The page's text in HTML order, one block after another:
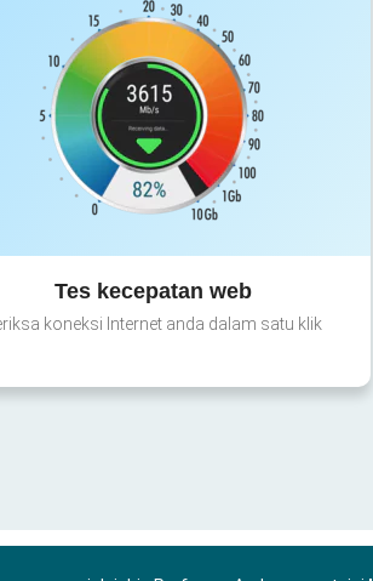
Tes kecepatan web
koneksi Internet anda dalam satu klik